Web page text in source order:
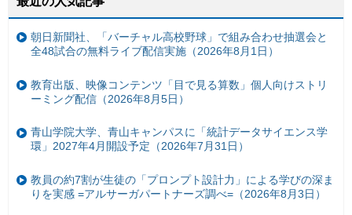
朝日新聞社、「バーチャル高校野球」で組み合わせ抽選会と
全48試合の無料ライブ配信実施（2026年8月1日）
教育出版、映像コンテンツ「目で見る算数」個人向けストリ
ーミング配信（2026年8月5日）
青山学院大学、青山キャンパスに「統計データサイエンス学
環」2027年4月開設予定（2026年7月31日）
教員の約7割が生徒の「プロンプト設計力」による学びの深ま
りを実感 =アルサーガパートナーズ調べ=（2026年8月3日）